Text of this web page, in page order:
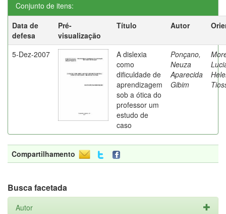
Conjunto de itens:
Data de
defesa
Pré-
visualização
Título Autor
5-Dez-2007
A dislexia
como
dificuldade de
aprendizagem
sob a ótica do
professor um
estudo de
caso
Ponçano,
Neuza
Aparecida
Gibim
Compartilhamento
Busca facetada
Autor